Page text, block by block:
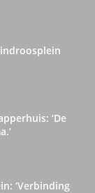
‘De
‘Verbinding